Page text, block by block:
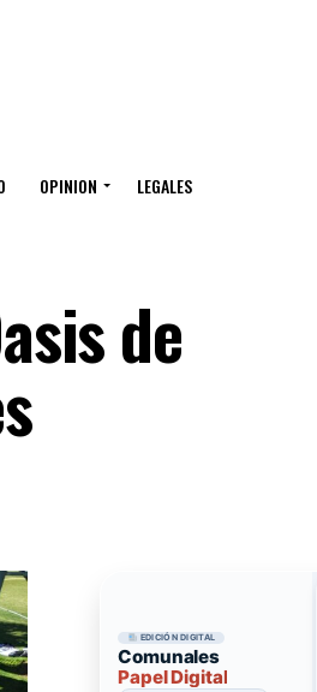
OPINION LEGALES
de
EDICIÓN DIGITAL
Comunales
Papel Digital